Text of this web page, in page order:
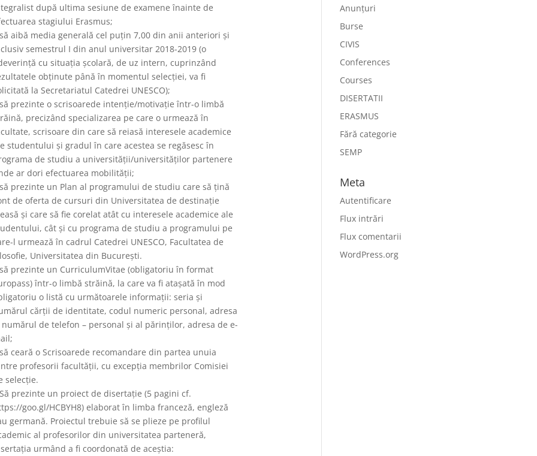
după ultima sesiune de examene înainte de
stagiului Erasmus;
aibă media generală cel puțin 7,00 din anii anteriori și
semestrul I din anul universitar 2018-2019 (o
cu situația școlară, de uz intern, cuprinzând
obținute până în momentul selecției, va fi
la Secretariatul Catedrei UNESCO);
prezinte o scrisoarede intenție/motivație într-o limbă
precizând specializarea pe care o urmează în
scrisoare din care să reiasă interesele academice
studentului și gradul în care acestea se regăsesc în
de studiu a universității/universităților partenere
ar dori efectuarea mobilității;
prezinte un Plan al programului de studiu care să țină
de oferta de cursuri din Universitatea de destinație
și care să fie corelat atât cu interesele academice ale
cât și cu programa de studiu a programului pe
l urmează în cadrul Catedrei UNESCO, Facultatea de
Universitatea din București.
prezinte un CurriculumVitae (obligatoriu în format
într-o limbă străină, la care va fi atașată în mod
o listă cu următoarele informații: seria și
cărții de identitate, codul numeric personal, adresa
numărul de telefon – personal și al părinților, adresa de e-
ceară o Scrisoarede recomandare din partea unuia
profesorii facultății, cu excepția membrilor Comisiei
selecție.
prezinte un proiect de disertație (5 pagini cf.
goo.gl/HCBYH8) elaborat în limba franceză, engleză
germană. Proiectul trebuie să se plieze pe profilul
al profesorilor din universitatea parteneră,
urmând a fi coordonată de aceștia:
Anunțuri
Burse
CIVIS
Conferences
Courses
DISERTATII
ERASMUS
Fără categorie
SEMP
Meta
Autentificare
Flux intrări
Flux comentarii
WordPress.org